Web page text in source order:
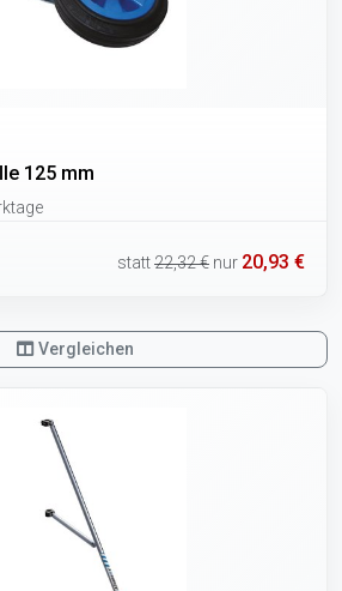
125 mm
statt22,32 € nur 20,93 €
Vergleichen